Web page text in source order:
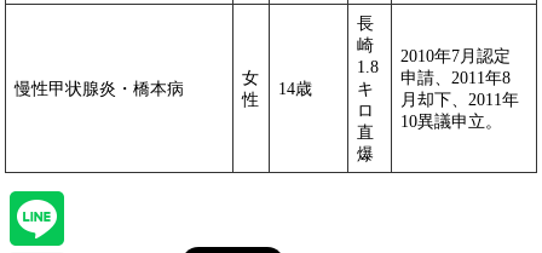
慢性甲状腺炎・橋本病
女
性
14歳
長
崎
1.8
キ
ロ
直
爆
2010年7月認定
申請、2011年8
月却下、2011年
10異議申立。